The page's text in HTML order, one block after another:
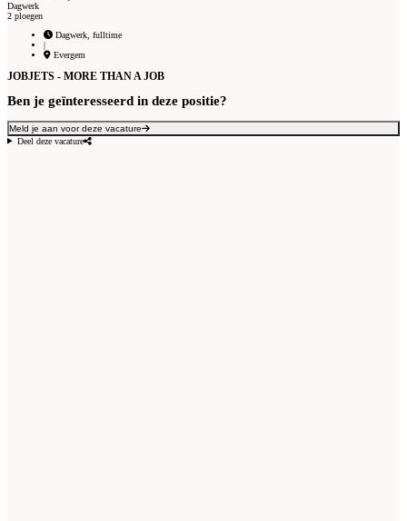
Dagwerk
2 ploegen
Dagwerk, fulltime
|
Evergem
JOBJETS - MORE THAN A JOB
Ben je geïnteresseerd in deze positie?
Meld je aan voor deze vacature
Deel deze vacature